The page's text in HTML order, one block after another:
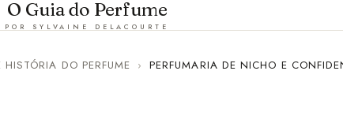
O Guia do Perfume
POR SYLVAINE DELACOURTE
DO PERFUME › PERFUMARIA DE NICHO E